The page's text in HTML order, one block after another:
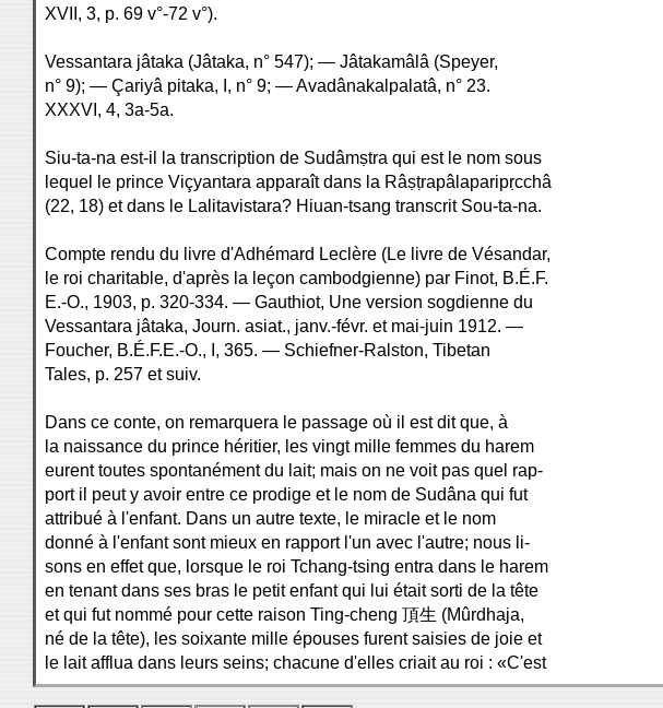
XVII, 3, p. 69 v°-72 v°).
Vessantara jâtaka (Jâtaka, n° 547); — Jâtakamâlâ (Speyer,
n° 9); — Çariyâ pitaka, I, n° 9; — Avadânakalpalatâ, n° 23.
XXXVI, 4, 3a-5a.
Siu-ta-na est-il la transcription de Sudâmṣtra qui est le nom sous
lequel le prince Viçyantara apparaît dans la Râṣṭrapâlaparipṛcchâ
(22, 18) et dans le Lalitavistara? Hiuan-tsang transcrit Sou-ta-na.
Compte rendu du livre d'Adhémard Leclère (Le livre de Vésandar,
le roi charitable, d'après la leçon cambodgienne) par Finot, B.É.F.
E.-O., 1903, p. 320-334. — Gauthiot, Une version sogdienne du
Vessantara jâtaka, Journ. asiat., janv.-févr. et mai-juin 1912. —
Foucher, B.É.F.E.-O., I, 365. — Schiefner-Ralston, Tibetan
Tales, p. 257 et suiv.
Dans ce conte, on remarquera le passage où il est dit que, à
la naissance du prince héritier, les vingt mille femmes du harem
eurent toutes spontanément du lait; mais on ne voit pas quel rap-
port il peut y avoir entre ce prodige et le nom de Sudâna qui fut
attribué à l'enfant. Dans un autre texte, le miracle et le nom
donné à l'enfant sont mieux en rapport l'un avec l'autre; nous li-
sons en effet que, lorsque le roi Tchang-tsing entra dans le harem
en tenant dans ses bras le petit enfant qui lui était sorti de la tête
et qui fut nommé pour cette raison Ting-cheng 頂生 (Mûrdhaja,
né de la tête), les soixante mille épouses furent saisies de joie et
le lait afflua dans leurs seins; chacune d'elles criait au roi : «C'est